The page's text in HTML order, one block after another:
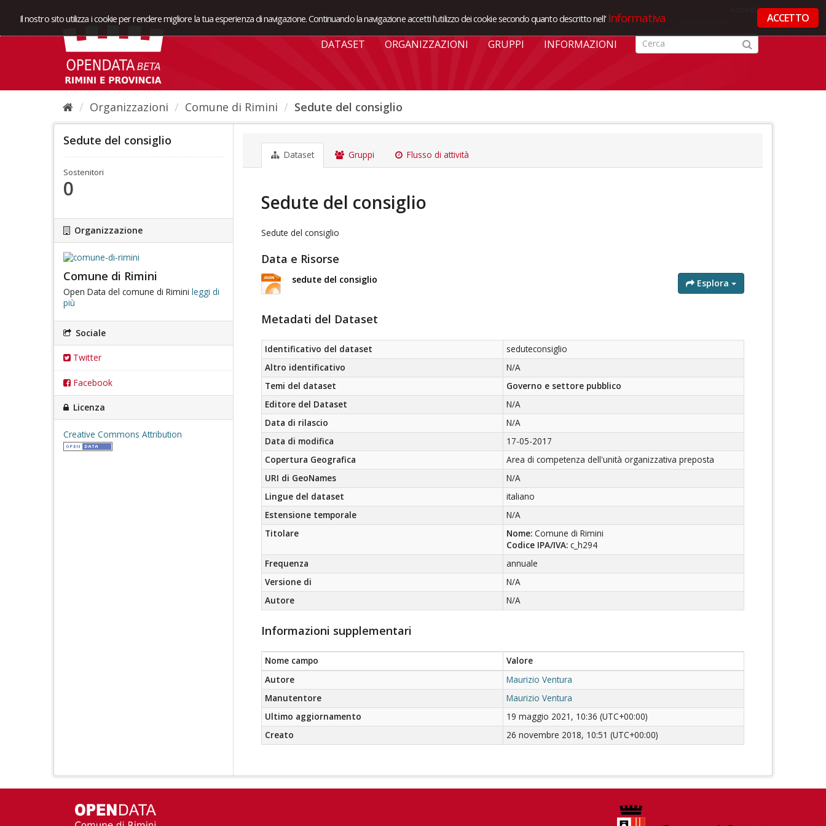
Il nostro sito utilizza i cookie per rendere migliore la tua esperienza di navigazione. Continuando la navigazione accetti l'utilizzo dei cookie secondo quanto descritto nell' Informativa ACCETTO
DATASET ORGANIZZAZIONI GRUPPI INFORMAZIONI
Organizzazioni Comune di Rimini Sedute del consiglio
Sedute del consiglio
Sostenitori
0
Organizzazione
Comune di Rimini
Open Data del comune di Rimini leggi di
più
Sociale
Twitter
Facebook
Licenza
Creative Commons Attribution
Dataset Gruppi Flusso di attività
Sedute del consiglio
Sedute del consiglio
Data e Risorse
sedute del consiglio Esplora
Metadati del Dataset
Identificativo del dataset
seduteconsiglio
Altro identificativo
N/A
Temi del dataset
Governo e settore pubblico
Editore del Dataset
N/A
Data di rilascio
N/A
Data di modifica
17-05-2017
Copertura Geografica
Area di competenza dell'unità organizzativa preposta
URI di GeoNames
N/A
Lingue del dataset
italiano
Estensione temporale
N/A
Titolare
Nome: Comune di Rimini
Codice IPA/IVA: c_h294
Frequenza
annuale
Versione di
N/A
Autore
N/A
Informazioni supplementari
Nome campo
Valore
Autore
Maurizio Ventura
Manutentore
Maurizio Ventura
Ultimo aggiornamento
19 maggio 2021, 10:36 (UTC+00:00)
Creato
26 novembre 2018, 10:51 (UTC+00:00)